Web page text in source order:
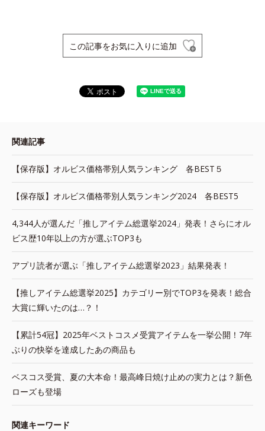
この記事をお気に入りに追加
関連記事
【保存版】オルビス価格帯別人気ランキング 各BEST５
【保存版】オルビス価格帯別人気ランキング2024 各BEST5
4,344人が選んだ「推しアイテム総選挙2024」発表！さらにオル
ビス歴10年以上の方が選ぶTOP3も
アプリ読者が選ぶ「推しアイテム総選挙2023」結果発表！
【推しアイテム総選挙2025】カテゴリー別でTOP3を発表！総合
大賞に輝いたのは…？！
【累計54冠】2025年ベストコスメ受賞アイテムを一挙公開！7年
ぶりの快挙を達成したあの商品も
ベスコス受賞、夏の大本命！最高峰日焼け止めの実力とは？新色
ローズも登場
関連キーワード